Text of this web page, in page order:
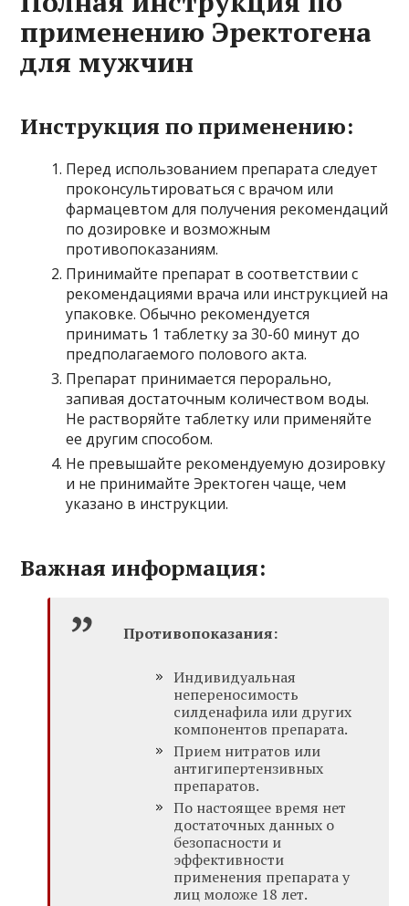
применению Эректогена
для мужчин
Инструкция по применению:
Перед использованием препарата следует
проконсультироваться с врачом или
фармацевтом для получения рекомендаций
по дозировке и возможным
противопоказаниям.
Принимайте препарат в соответствии с
рекомендациями врача или инструкцией на
упаковке. Обычно рекомендуется
принимать 1 таблетку за 30-60 минут до
предполагаемого полового акта.
Препарат принимается перорально,
запивая достаточным количеством воды.
Не растворяйте таблетку или применяйте
ее другим способом.
Не превышайте рекомендуемую дозировку
и не принимайте Эректоген чаще, чем
указано в инструкции.
Важная информация:
Противопоказания:
Индивидуальная
непереносимость
силденафила или других
компонентов препарата.
Прием нитратов или
антигипертензивных
препаратов.
По настоящее время нет
достаточных данных о
безопасности и
эффективности
применения препарата у
лиц моложе 18 лет.